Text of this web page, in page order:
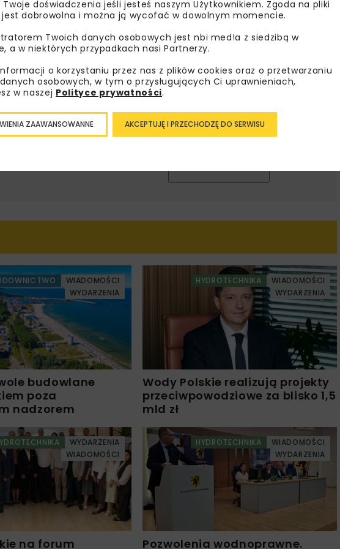
się do newslettera aby otrzymywać od nas
atrakcyjne oferty i dedykowane akcje
em się zPolityką PrywatnościiRegulaminemoraz
zgodę na otrzymywanie na podany przeze mnie adres e-
handlowej w postaci newslettera.
WIADOMOŚCI
WYDARZENIA
budowlane
poza
nadzorem
HYDROTECHNIKA
WIADOMOŚCI
WYDARZENIA
Wody Polskie realizują projekty
przeciwpowodziowe za blisko 1,5
mld zł
WYDARZENIA
WIADOMOŚCI
na forum
HYDROTECHNIKA
WIADOMOŚCI
WYDARZENIA
Pozwolenia wodnoprawne.
doświadczenia jeśli jesteś naszym Użytkownikiem. Zgoda na pliki
dobrowolna i można ją wycofać w dowolnym momencie.
Twoich danych osobowych jest nbi med!a z siedzibą w
a w niektórych przypadkach nasi Partnerzy.
o korzystaniu przez nas z plików cookies oraz o przetwarzaniu
osobowych, w tym o przysługujących Ci uprawnieniach,
w naszej Polityce prywatności.
AKCEPTUJĘ I PRZECHODZĘ DO SERWISU
ZAAWANSOWANNE